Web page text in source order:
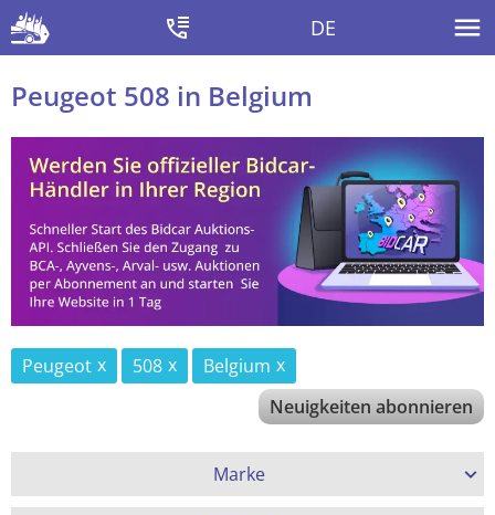
DE
Peugeot 508 in Belgium
Peugeot 508
Belgium
Neuigkeiten abonnieren
Marke